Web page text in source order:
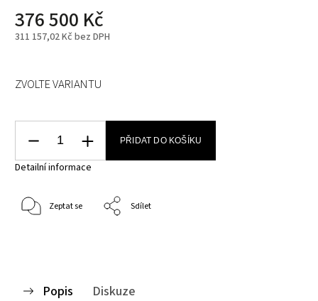
376 500 Kč
311 157,02 Kč bez DPH
ZVOLTE VARIANTU
PŘIDAT DO KOŠÍKU
Detailní informace
Zeptat se Sdílet
Popis Diskuze